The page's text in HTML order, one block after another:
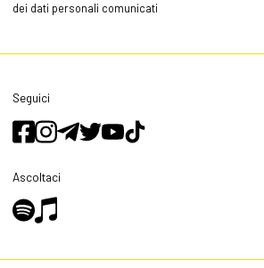
dei dati personali comunicati
Seguici
Ascoltaci